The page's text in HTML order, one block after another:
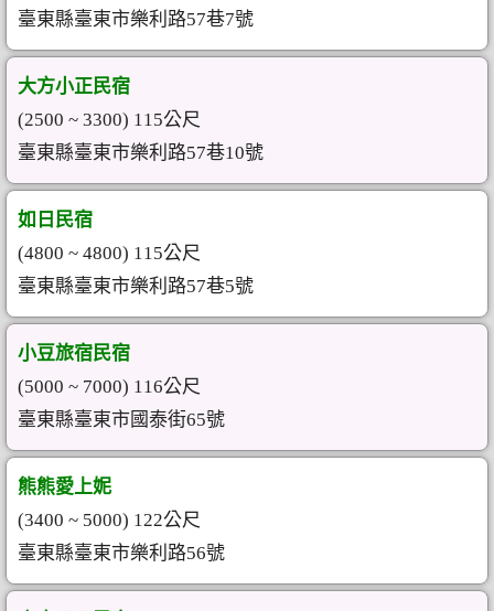
臺東縣臺東市樂利路57巷7號
大方小正民宿
(2500 ~ 3300) 115公尺
臺東縣臺東市樂利路57巷10號
如日民宿
(4800 ~ 4800) 115公尺
臺東縣臺東市樂利路57巷5號
小豆旅宿民宿
(5000 ~ 7000) 116公尺
臺東縣臺東市國泰街65號
熊熊愛上妮
(3400 ~ 5000) 122公尺
臺東縣臺東市樂利路56號